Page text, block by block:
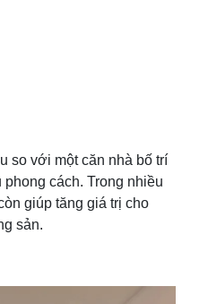
so với một căn nhà bố trí
phong cách. Trong nhiều
giúp tăng giá trị cho
sản.